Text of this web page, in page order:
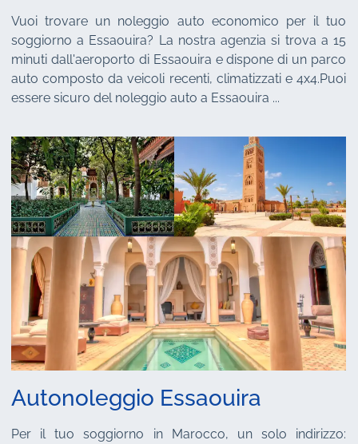
Vuoi trovare un noleggio auto economico per il tuo
soggiorno a Essaouira? La nostra agenzia si trova a 15
minuti dall'aeroporto di Essaouira e dispone di un parco
auto composto da veicoli recenti, climatizzati e 4x4.Puoi
essere sicuro del noleggio auto a Essaouira ...
Autonoleggio Essaouira
Per il tuo soggiorno in Marocco, un solo indirizzo: